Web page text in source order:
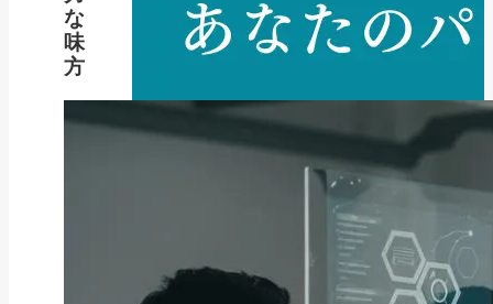
な
味
方
NEW POST